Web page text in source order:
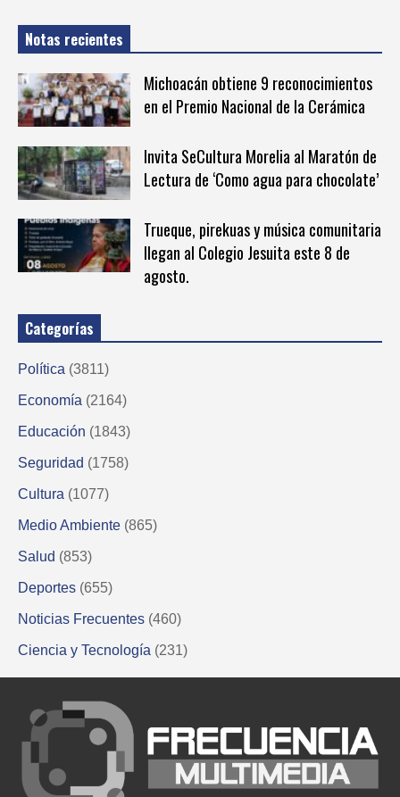
Notas recientes
Michoacán obtiene 9 reconocimientos
en el Premio Nacional de la Cerámica
Invita SeCultura Morelia al Maratón de
Lectura de ‘Como agua para chocolate’
Trueque, pirekuas y música comunitaria
llegan al Colegio Jesuita este 8 de
agosto.
Categorías
Política (3811)
Economía (2164)
Educación (1843)
Seguridad (1758)
Cultura (1077)
Medio Ambiente (865)
Salud (853)
Deportes (655)
Noticias Frecuentes (460)
Ciencia y Tecnología (231)